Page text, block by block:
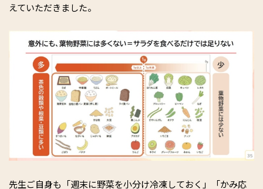
えていただきました。
先生ご自身も「週末に野菜を小分け冷凍しておく」「かみ応